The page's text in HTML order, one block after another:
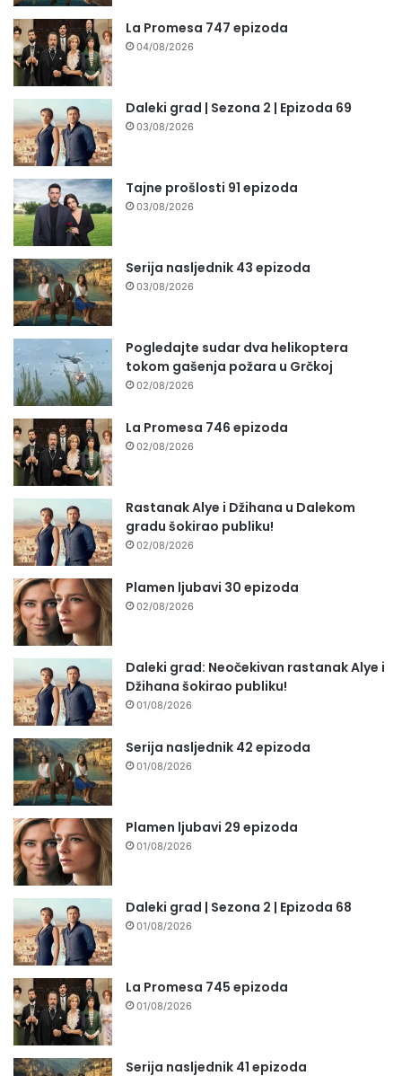
La Promesa 747 epizoda
04/08/2026
Daleki grad | Sezona 2 | Epizoda 69
03/08/2026
Tajne prošlosti 91 epizoda
03/08/2026
Serija nasljednik 43 epizoda
03/08/2026
Pogledajte sudar dva helikoptera
tokom gašenja požara u Grčkoj
02/08/2026
La Promesa 746 epizoda
02/08/2026
Rastanak Alye i Džihana u Dalekom
gradu šokirao publiku!
02/08/2026
Plamen ljubavi 30 epizoda
02/08/2026
Daleki grad: Neočekivan rastanak Alye i
Džihana šokirao publiku!
01/08/2026
Serija nasljednik 42 epizoda
01/08/2026
Plamen ljubavi 29 epizoda
01/08/2026
Daleki grad | Sezona 2 | Epizoda 68
01/08/2026
La Promesa 745 epizoda
01/08/2026
Serija nasljednik 41 epizoda